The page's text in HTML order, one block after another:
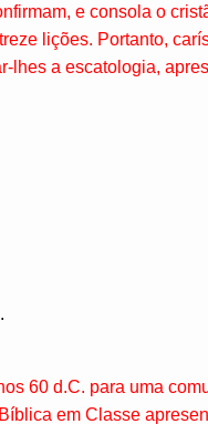
e consola o
lições. Portanto,
lhes a escatologia,
60 d.C. para uma
em Classe